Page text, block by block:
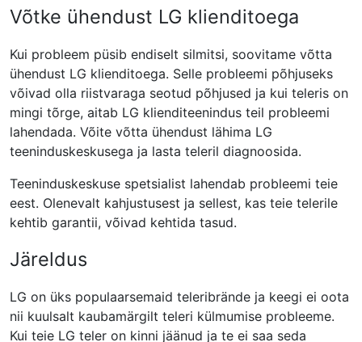
Võtke ühendust LG klienditoega
Kui probleem püsib endiselt silmitsi, soovitame võtta
ühendust LG klienditoega. Selle probleemi põhjuseks
võivad olla riistvaraga seotud põhjused ja kui teleris on
mingi tõrge, aitab LG klienditeenindus teil probleemi
lahendada. Võite võtta ühendust lähima LG
teeninduskeskusega ja lasta teleril diagnoosida.
Teeninduskeskuse spetsialist lahendab probleemi teie
eest. Olenevalt kahjustusest ja sellest, kas teie telerile
kehtib garantii, võivad kehtida tasud.
Järeldus
LG on üks populaarsemaid teleribrände ja keegi ei oota
nii kuulsalt kaubamärgilt teleri külmumise probleeme.
Kui teie LG teler on kinni jäänud ja te ei saa seda